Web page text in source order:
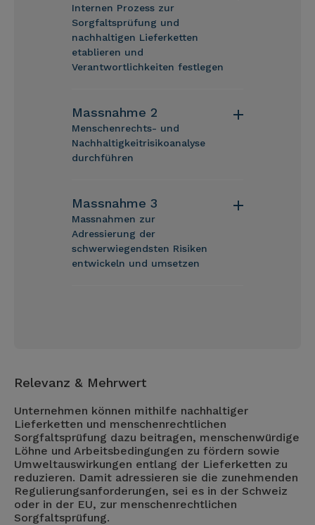
Internen Prozess zur
Sorgfaltsprüfung und
nachhaltigen Lieferketten
etablieren und
Verantwortlichkeiten festlegen
Massnahme 2
Menschenrechts- und
Nachhaltigkeitrisikoanalyse
durchführen
Massnahme 3
Massnahmen zur
Adressierung der
schwerwiegendsten Risiken
entwickeln und umsetzen
Relevanz & Mehrwert
Unternehmen können mithilfe nachhaltiger
Lieferketten und menschenrechtlichen
Sorgfaltsprüfung dazu beitragen, menschenwürdige
Löhne und Arbeitsbedingungen zu fördern sowie
Umweltauswirkungen entlang der Lieferketten zu
reduzieren. Damit adressieren sie die zunehmenden
Regulierungsanforderungen, sei es in der Schweiz
oder in der EU, zur menschenrechtlichen
Sorgfaltsprüfung.